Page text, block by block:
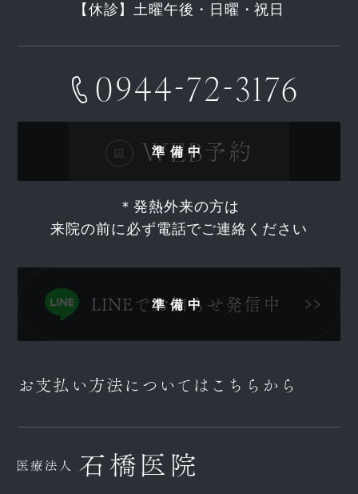
【休診】 土曜午後・日曜・祝日
0944-72-3176
WEB 予約
＊発熱外来の方は
来院の前に必ず電話でご連絡ください
LINEでお知らせ発信中
お支払い方法についてはこちらから